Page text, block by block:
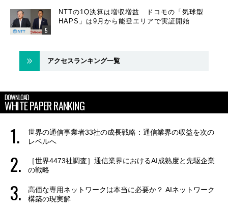
NTTの1Q決算は増収増益 ドコモの「気球型
HAPS」は9月から能登エリアで実証開始
アクセスランキング一覧
DOWNLOAD
WHITE PAPER RANKING
世界の通信事業者33社の成長戦略：通信業界の収益を次の
レベルへ
［世界4473社調査］通信業界におけるAI成熟度と先駆企業
の戦略
高価な専用ネットワークは本当に必要か？ AIネットワーク
構築の現実解